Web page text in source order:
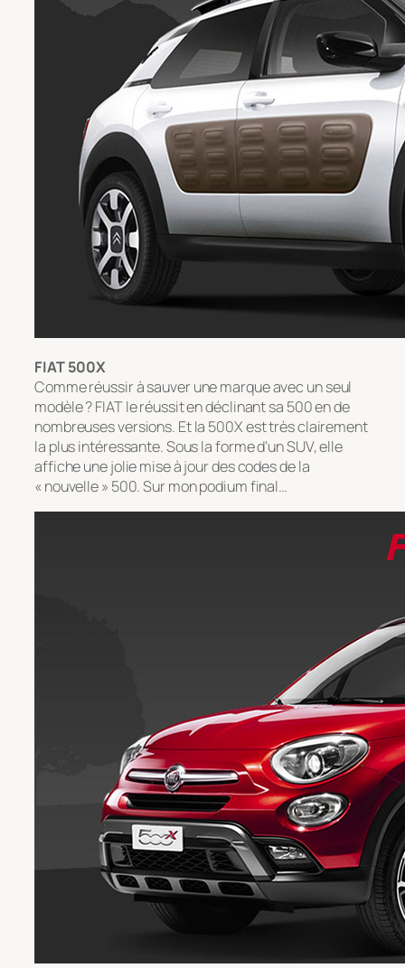
FIAT 500X
Comme réussir à sauver une marque avec un seul
modèle ? FIAT le réussit en déclinant sa 500 en de
nombreuses versions. Et la 500X est très clairement
la plus intéressante. Sous la forme d’un SUV, elle
affiche une jolie mise à jour des codes de la
« nouvelle » 500. Sur mon podium final…